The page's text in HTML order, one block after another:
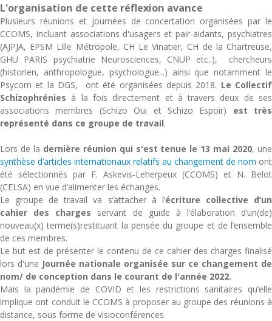
L'organisation de cette réflexion avance
Plusieurs réunions et journées de concertation organisées par le
CCOMS, incluant associations d'usagers et pair-aidants, psychiatres
(AJPJA, EPSM Lille Métropole, CH Le Vinatier, CH de la Chartreuse,
GHU PARIS psychiatrie Neurosciences, CNUP etc..), chercheurs
(historien, anthropologue, psychologue...) ainsi que notamment le
Psycom et la DGS, ont été organisées depuis 2018. Le Collectif
Schizophrénies à la fois directement et à travers deux de ses
associations membres (Schizo Oui et Schizo Espoir) est très
représenté dans ce groupe de travail.
Lors de la dernière réunion qui s'est tenue le 13 mai 2020, une
synthèse d’articles internationaux relatifs au changement de nom ont
été sélectionnés par F. Askevis-Leherpeux (CCOMS) et N. Belot
(CELSA) en vue d’alimenter les échanges.
Le groupe de travail va s’attacher à l’écriture collective d’un
cahier des charges servant de guide à l’élaboration d’un(de)
nouveau(x) terme(s)restituant la pensée du groupe et de l’ensemble
de ces membres.
Le but est de présenter le contenu de ce cahier des charges finalisé
lors d'une Journée nationale organisée sur ce changement de
nom/ de conception dans le courant de l'année 2022.
Mais la pandémie de COVID et les restrictions sanitaires qu’elle
implique ont conduit le CCOMS à proposer au groupe des réunions à
distance, sous forme de visioconférences.